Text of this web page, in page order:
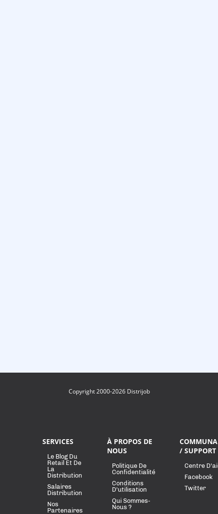
Copyright 2000-2026 Distrijob
SERVICES
Le Blog Du
Retail Et De
La
Distribution
Salaires
Distribution
Nos
Partenaires
À PROPOS DE
NOUS
Politique De
Confidentialité
Conditions
D'utilisation
Qui Sommes-
Nous ?
/ SUPPORT
Centre
Facebook
Twitter